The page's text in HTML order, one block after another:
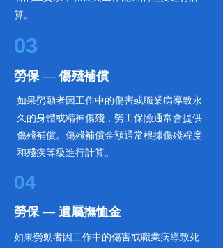
算。
03
​勞保 — ​傷殘補償
如果勞動者因工作中的傷害或職業病導致永
久的身體或精神傷殘，勞工保險通常會提供
傷殘補償。傷殘補償金額通常根據傷殘程度
和殘疾等級進行計算。
04
​勞保 — ​遺屬撫恤金
如果勞動者因工作中的傷害或職業病導致死